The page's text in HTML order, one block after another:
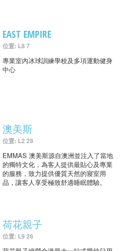
EAST EMPIRE
位置: L8 7
專業室內冰球訓練學校及多項運動健身
中心
澳美斯
位置: L2 28
EMMAS 澳美斯源自澳洲並注入了當地
的獨特文化，為客人提供最貼心及專業
的服務，致力提供優質天然的寢室用
品，讓客人享受極致舒適睡眠體驗。
荷花親子
位置: L9 26